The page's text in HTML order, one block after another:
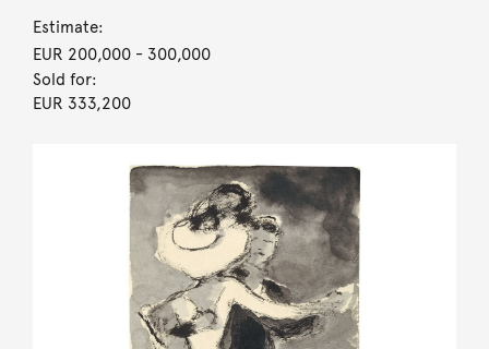
Estimate:
EUR 200,000- 300,000
Sold for:
EUR 333,200